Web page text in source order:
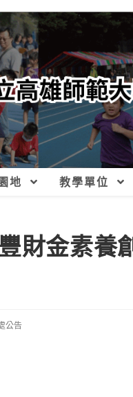
地 教學單位
財金素養
公告